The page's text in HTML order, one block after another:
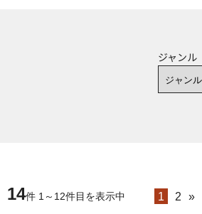
ジャンル
14件 1～12件目を表示中 1 2 »